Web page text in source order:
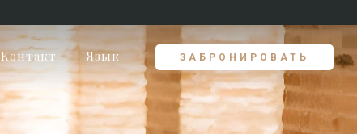
Контакт Язык ЗАБРОНИРОВАТЬ